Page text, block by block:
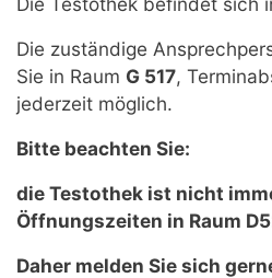
Die zuständige
Sie in Raum G 517,
jederzeit möglich.
Bitte beachten Sie:
die Testothek ist nicht
Öffnungszeiten in Raum
Daher melden Sie sich